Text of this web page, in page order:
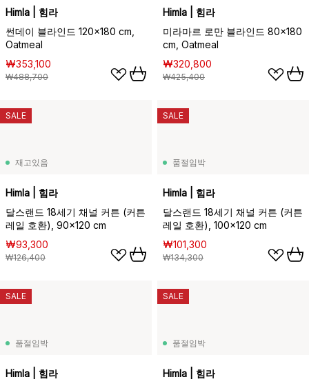
Himla | 힘라
썬데이 블라인드 120x180 cm,
Oatmeal
₩353,100
₩488,700
Himla | 힘라
미라마르 로만 블라인드 80x180
cm, Oatmeal
₩320,800
₩425,400
재고있음
Himla | 힘라
달스랜드 18세기 채널 커튼 (커튼
레일 호환), 90x120 cm
₩93,300
₩126,400
SALE
품절임박
Himla | 힘라
달스랜드 18세기 채널 커튼 (커튼
레일 호환), 100x120 cm
₩101,300
₩134,300
SALE
품절임박
Himla | 힘라
SALE
품절임박
Himla | 힘라
SALE